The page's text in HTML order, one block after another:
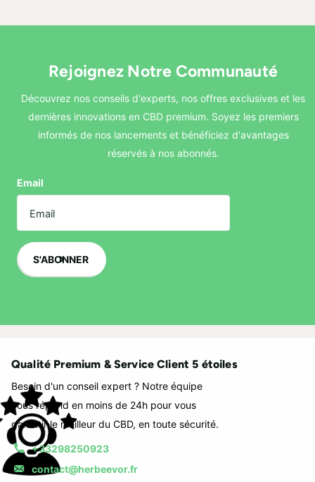
Rejoignez Notre Communauté
Découvrez nos conseils d'experts, nos offres exclusives et les
dernières innovations en CBD premium. Soyez les premiers
informés de nos lancements et bénéficiez d'avantages
réservés à nos abonnés.
Email
S'ABONNER
Qualité Premium & Service Client 5 étoiles
Besoin d'un conseil expert ? Notre équipe
vous répond en moins de 24h pour vous
garantir le meilleur du CBD, en toute sécurité.
+33298250923
contact@herbeevor.fr